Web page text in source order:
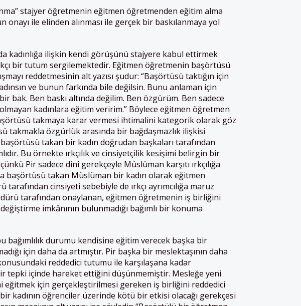
stajyer öğretmenin eğitmen öğretmenden eğitim alma
onayı ile elinden alınması ile gerçek bir baskılanmaya yol
kadınlığa ilişkin kendi görüşünü stajyere kabul ettirmek
bir tutum sergilemektedir. Eğitmen öğretmenin başörtüsü
reddetmesinin alt yazısı şudur: “Başörtüsü taktığın için
ve bunun farkında bile değilsin. Bunu anlaman için
bak. Ben baskı altında değilim. Ben özgürüm. Ben sadece
kadınlara eğitim veririm.” Böylece eğitmen öğretmen
takmaya karar vermesi ihtimalini kategorik olarak göz
takmakla özgürlük arasında bir bağdaşmazlık ilişkisi
takan bir kadın doğrudan başkaları tarafından
Bu örnekte ırkçılık ve cinsiyetçilik kesişimi belirgin bir
Pir sadece dinî gerekçeyle Müslüman karşıtı ırkçılığa
başörtüsü takan Müslüman bir kadın olarak eğitmen
cinsiyeti sebebiyle de ırkçı ayrımcılığa maruz
tarafından onaylanan, eğitmen öğretmenin iş birliğini
imkânının bulunmadığı bağımlı bir konuma
bağımlılık durumu kendisine eğitim verecek başka bir
için daha da artmıştır. Pir başka bir meslektaşının daha
reddedici tutumu ile karşılaşana kadar
tepki içinde hareket ettiğini düşünmemiştir. Mesleğe yeni
eğitmek için gerçekleştirilmesi gereken iş birliğini reddedici
kadının öğrenciler üzerinde kötü bir etkisi olacağı gerekçesi